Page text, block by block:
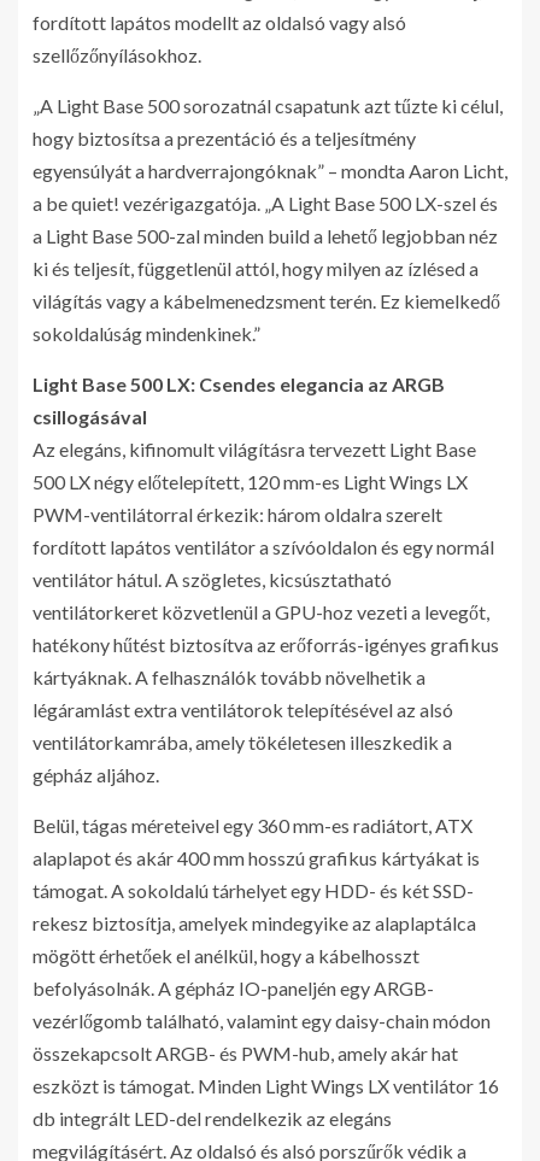
fordított lapátos modellt az oldalsó vagy alsó
szellőzőnyílásokhoz.
„A Light Base 500 sorozatnál csapatunk azt tűzte ki célul,
hogy biztosítsa a prezentáció és a teljesítmény
egyensúlyát a hardverrajongóknak” – mondta Aaron Licht,
a be quiet! vezérigazgatója. „A Light Base 500 LX-szel és
a Light Base 500-zal minden build a lehető legjobban néz
ki és teljesít, függetlenül attól, hogy milyen az ízlésed a
világítás vagy a kábelmenedzsment terén. Ez kiemelkedő
sokoldalúság mindenkinek.”
Light Base 500 LX: Csendes elegancia az ARGB
csillogásával
Az elegáns, kifinomult világításra tervezett Light Base
500 LX négy előtelepített, 120 mm-es Light Wings LX
PWM-ventilátorral érkezik: három oldalra szerelt
fordított lapátos ventilátor a szívóoldalon és egy normál
ventilátor hátul. A szögletes, kicsúsztatható
ventilátorkeret közvetlenül a GPU-hoz vezeti a levegőt,
hatékony hűtést biztosítva az erőforrás-igényes grafikus
kártyáknak. A felhasználók tovább növelhetik a
légáramlást extra ventilátorok telepítésével az alsó
ventilátorkamrába, amely tökéletesen illeszkedik a
gépház aljához.
Belül, tágas méreteivel egy 360 mm-es radiátort, ATX
alaplapot és akár 400 mm hosszú grafikus kártyákat is
támogat. A sokoldalú tárhelyet egy HDD- és két SSD-
rekesz biztosítja, amelyek mindegyike az alaplaptálca
mögött érhetőek el anélkül, hogy a kábelhosszt
befolyásolnák. A gépház IO-paneljén egy ARGB-
vezérlőgomb található, valamint egy daisy-chain módon
összekapcsolt ARGB- és PWM-hub, amely akár hat
eszközt is támogat. Minden Light Wings LX ventilátor 16
db integrált LED-del rendelkezik az elegáns
megvilágításért. Az oldalsó és alsó porszűrők védik a